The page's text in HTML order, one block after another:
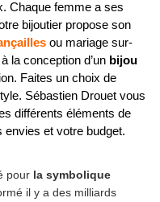
Chaque femme a ses
bijoutier propose son
ou mariage sur-
la conception d’un bijou
Faites un choix de
Sébastien Drouet vous
différents éléments de
envies et votre budget.
pour la symbolique
il y a des milliards